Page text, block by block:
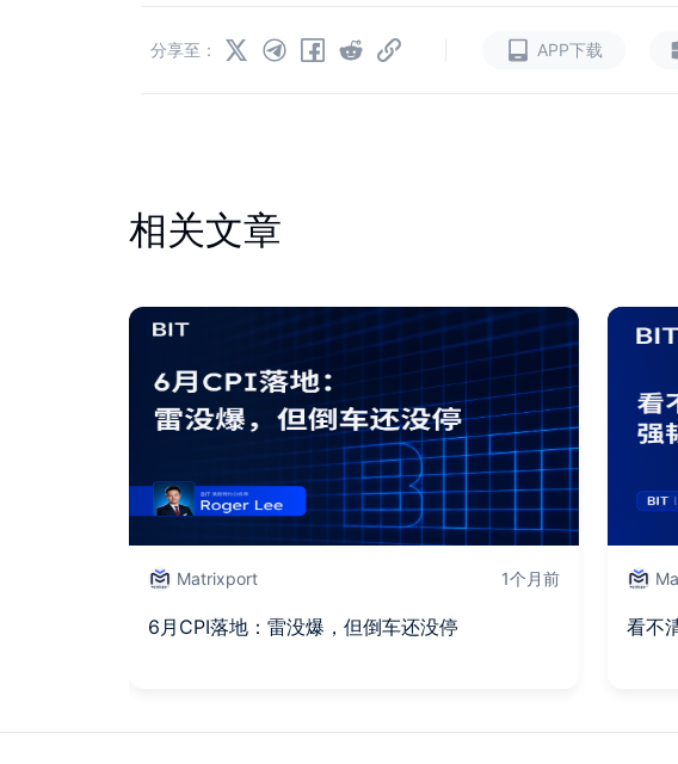
APP下载
分享至：
相关文章
Matrixport 1个月前
6月CPI落地：雷没爆，但倒车还没停 看不